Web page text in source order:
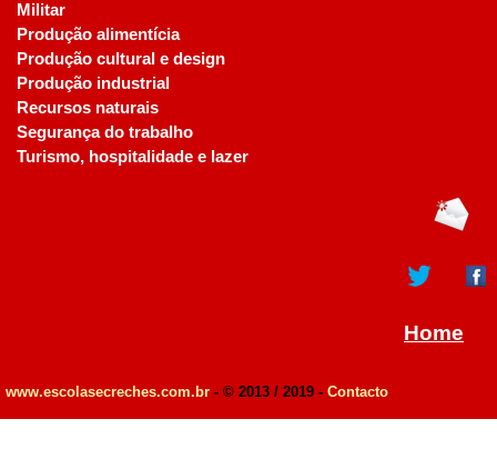
Militar
Produção alimentícia
Produção cultural e design
Produção industrial
Recursos naturais
Segurança do trabalho
Turismo, hospitalidade e lazer
Home
www.escolasecreches.com.br - © 2013 / 2019 - Contacto